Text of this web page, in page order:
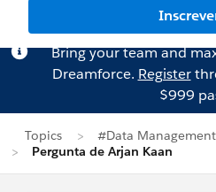
Bring your team and
Dreamforce. Register
$999
Topics
#Data Management
Pergunta de Arjan Kaan